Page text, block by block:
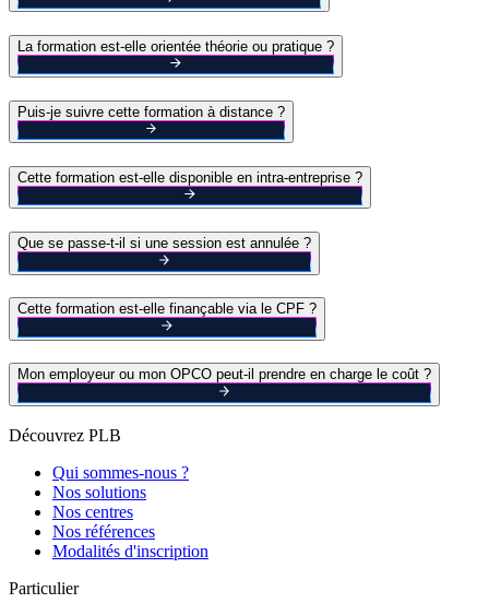
La formation est-elle orientée théorie ou pratique ?
Puis-je suivre cette formation à distance ?
Cette formation est-elle disponible en intra-entreprise ?
Que se passe-t-il si une session est annulée ?
Cette formation est-elle finançable via le CPF ?
Mon employeur ou mon OPCO peut-il prendre en charge le coût ?
Découvrez PLB
Qui sommes-nous ?
Nos solutions
Nos centres
Nos références
Modalités d'inscription
Particulier